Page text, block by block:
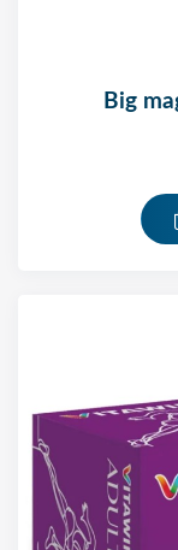
big